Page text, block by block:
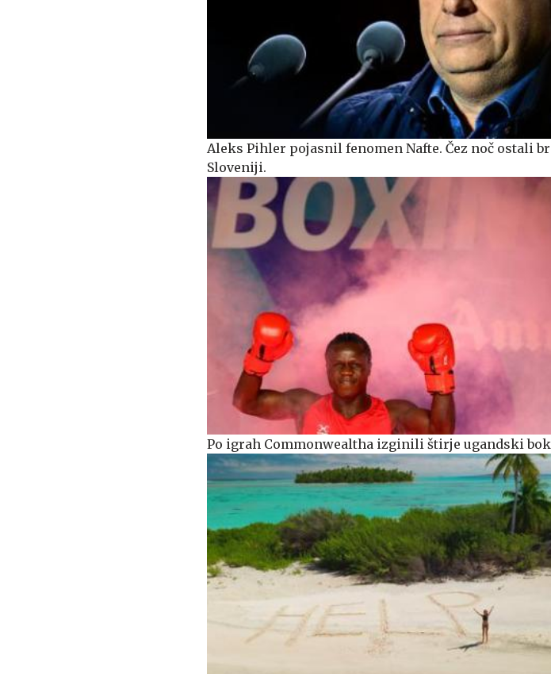
Aleks Pihler pojasnil fenomen Nafte. Čez noč ostali
Sloveniji.
Po igrah Commonwealtha izginili štirje ugandski